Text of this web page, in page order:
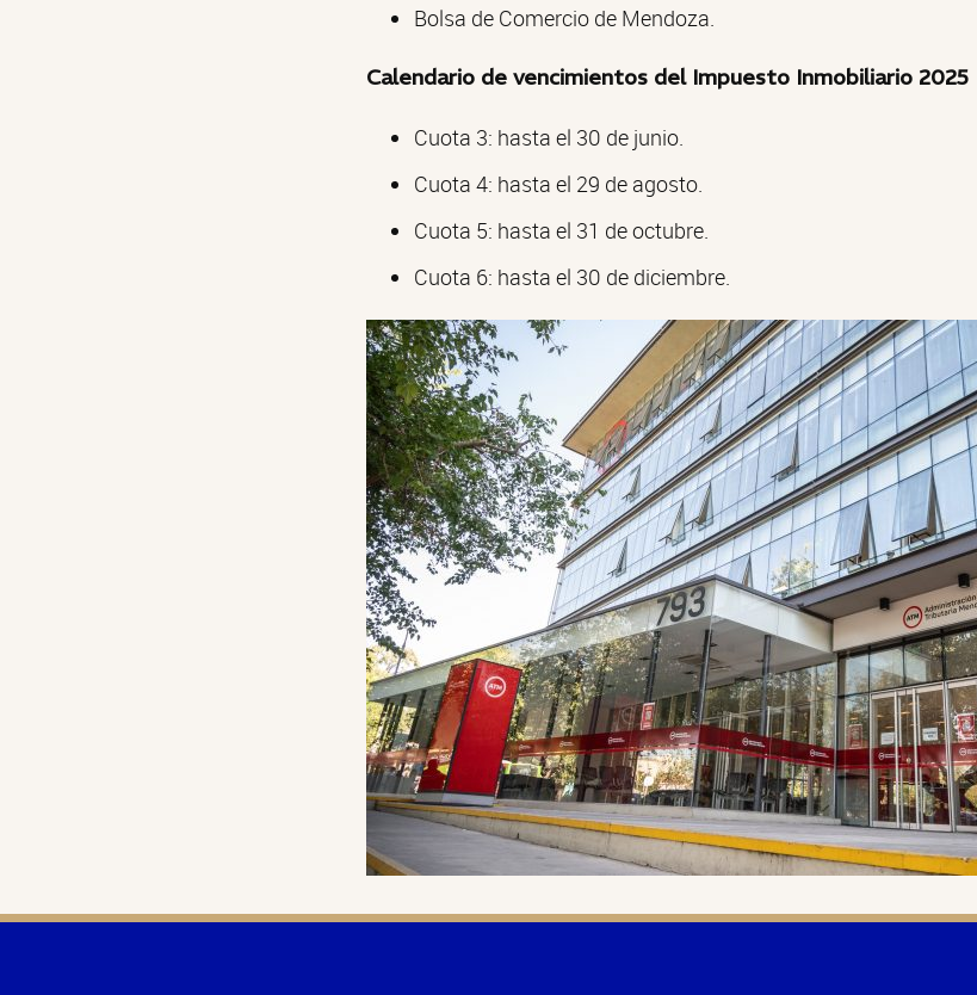
Bolsa de Comercio de Mendoza.
Calendario de vencimientos del Impuesto Inmobiliario 2025
Cuota 3: hasta el 30 de junio.
Cuota 4: hasta el 29 de agosto.
Cuota 5: hasta el 31 de octubre.
Cuota 6: hasta el 30 de diciembre.